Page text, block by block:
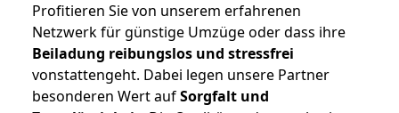
Profitieren Sie von unserem erfahrenen
Netzwerk für günstige Umzüge oder dass ihre
Beiladung reibungslos und stressfrei
vonstattengeht. Dabei legen unsere Partner
besonderen Wert aufSorgfalt und